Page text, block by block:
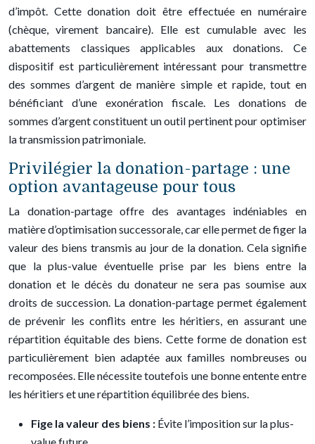
d’impôt. Cette donation doit être effectuée en numéraire
(chèque, virement bancaire). Elle est cumulable avec les
abattements classiques applicables aux donations. Ce
dispositif est particulièrement intéressant pour transmettre
des sommes d’argent de manière simple et rapide, tout en
bénéficiant d’une exonération fiscale. Les donations de
sommes d’argent constituent un outil pertinent pour optimiser
la transmission patrimoniale.
Privilégier la donation-partage : une
option avantageuse pour tous
La donation-partage offre des avantages indéniables en
matière d’optimisation successorale, car elle permet de figer la
valeur des biens transmis au jour de la donation. Cela signifie
que la plus-value éventuelle prise par les biens entre la
donation et le décès du donateur ne sera pas soumise aux
droits de succession. La donation-partage permet également
de prévenir les conflits entre les héritiers, en assurant une
répartition équitable des biens. Cette forme de donation est
particulièrement bien adaptée aux familles nombreuses ou
recomposées. Elle nécessite toutefois une bonne entente entre
les héritiers et une répartition équilibrée des biens.
Fige la valeur des biens : Évite l’imposition sur la plus-